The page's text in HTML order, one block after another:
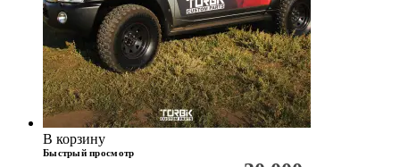
В корзину
Быстрый просмотр